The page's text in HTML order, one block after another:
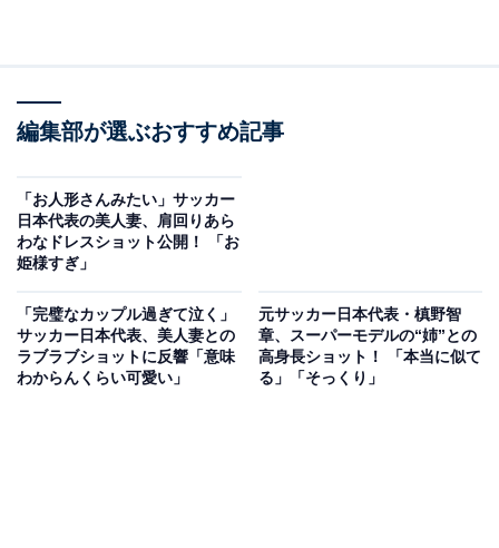
編集部が選ぶおすすめ記事
「お人形さんみたい」サッカー
日本代表の美人妻、肩回りあら
わなドレスショット公開！ 「お
姫様すぎ」
「完璧なカップル過ぎて泣く」
サッカー日本代表、美人妻との
ラブラブショットに反響「意味
わからんくらい可愛い」
元サッカー日本代表・槙野智
章、スーパーモデルの“姉”との
高身長ショット！ 「本当に似て
る」「そっくり」